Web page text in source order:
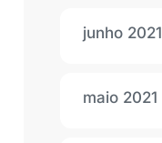
junho 2021
maio 2021